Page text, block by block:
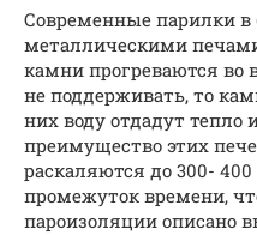
Современные парилки в
металлическими
камни прогреваются во
не поддерживать, то
них воду отдадут тепло
преимущество этих
раскаляются до 300- 400
промежуток времени,
пароизоляции описано